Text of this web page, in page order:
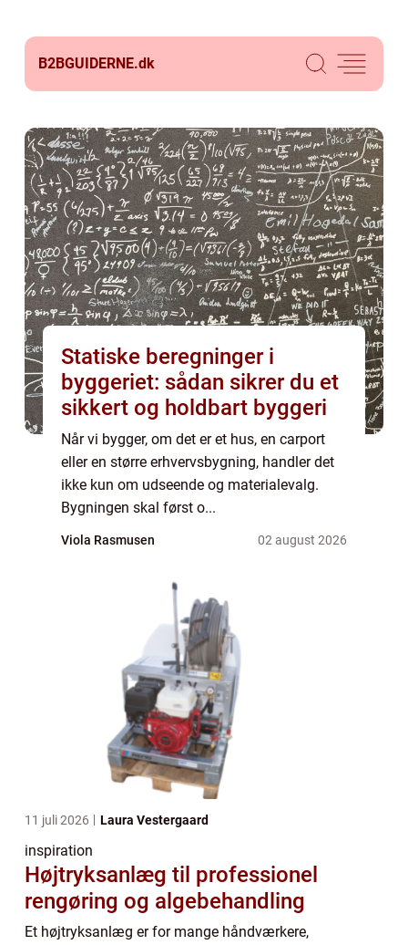
B2BGUIDERNE.dk
Statiske beregninger i
byggeriet: sådan sikrer du et
sikkert og holdbart byggeri
Når vi bygger, om det er et hus, en carport
eller en større erhvervsbygning, handler det
ikke kun om udseende og materialevalg.
Bygningen skal først o...
Viola Rasmusen 02 august 2026
11 juli 2026 Laura Vestergaard
inspiration
Højtryksanlæg til professionel
rengøring og algebehandling
Et højtryksanlæg er for mange håndværkere,